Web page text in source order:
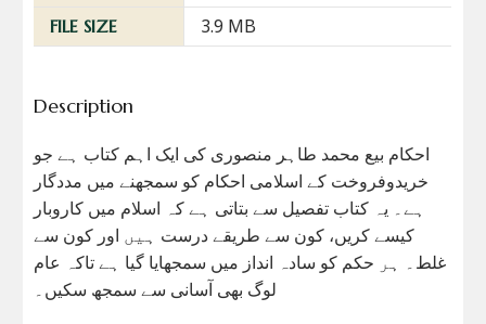
FILE SIZE 3.9 MB
Description
احکام بیع محمد طاہر منصوری کی ایک اہم کتاب ہے جو
خریدوفروخت کے اسلامی احکام کو سمجھنے میں مددگار
ہے۔ یہ کتاب تفصیل سے بتاتی ہے کہ اسلام میں کاروبار
کیسے کریں، کون سے طریقے درست ہیں اور کون سے
غلط۔ ہر حکم کو سادہ انداز میں سمجھایا گیا ہے تاکہ عام
لوگ بھی آسانی سے سمجھ سکیں۔